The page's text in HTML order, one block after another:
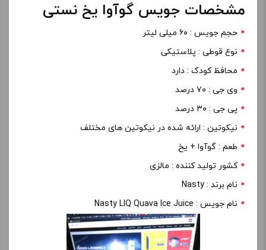
مشخصات جویس گوآوا یخ نستی
حجم جویس : ۶۰ میلی لیتر
نوع قوطی : پلاستیکی
محافظ کودک : دارد
وی جی : ۷۰ درصد
پی جی : ۳۰ درصد
نیکوتین : ارائه شده در نیکوتین های مختلف
طعم : گوآوا + یخ
کشور تولید کننده : مالزی
نام برند : Nasty
نام جویس : Nasty LIQ Quava Ice Juice